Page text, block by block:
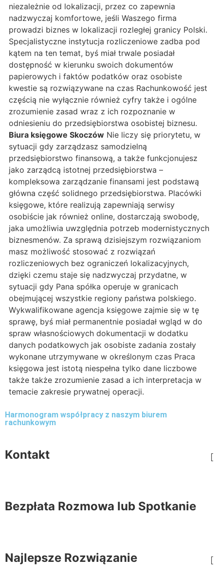
niezależnie od lokalizacji, przez co zapewnia
nadzwyczaj komfortowe, jeśli Waszego firma
prowadzi biznes w lokalizacji rozległej granicy Polski.
Specjalistyczne instytucja rozliczeniowe zadba pod
kątem na ten temat, byś miał trwale posiadał
dostępność w kierunku swoich dokumentów
papierowych i faktów podatków oraz osobiste
kwestie są rozwiązywane na czas Rachunkowość jest
częścią nie wyłącznie również cyfry także i ogólne
zrozumienie zasad wraz z ich rozpoznanie w
odniesieniu do przedsiębiorstwa osobistej biznesu.
Biura księgowe Skoczów Nie liczy się priorytetu, w
sytuacji gdy zarządzasz samodzielną
przedsiębiorstwo finansową, a także funkcjonujesz
jako zarządcą istotnej przedsiębiorstwa –
kompleksowa zarządzanie finansami jest podstawą
główna część solidnego przedsiębiorstwa. Placówki
księgowe, które realizują zapewniają serwisy
osobiście jak również online, dostarczają swobodę,
jaka umożliwia uwzględnia potrzeb modernistycznych
biznesmenów. Za sprawą dzisiejszym rozwiązaniom
masz możliwość stosować z rozwiązań
rozliczeniowych bez ograniczeń lokalizacyjnych,
dzięki czemu staje się nadzwyczaj przydatne, w
sytuacji gdy Pana spółka operuje w granicach
obejmującej wszystkie regiony państwa polskiego.
Wykwalifikowane agencja księgowe zajmie się w tę
sprawę, byś miał permanentnie posiadał wgląd w do
spraw własnościowych dokumentacji w dodatku
danych podatkowych jak osobiste zadania zostały
wykonane utrzymywane w określonym czas Praca
księgowa jest istotą niespełna tylko dane liczbowe
także także zrozumienie zasad a ich interpretacja w
temacie zakresie prywatnej operacji.
Harmonogram współpracy z naszym biurem
rachunkowym
Kontakt
Bezpłata Rozmowa lub Spotkanie
Najlepsze Rozwiązanie